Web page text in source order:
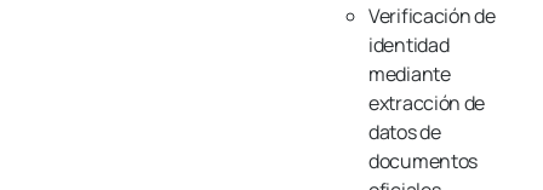
Verificación de
identidad
mediante
extracción de
datos de
documentos